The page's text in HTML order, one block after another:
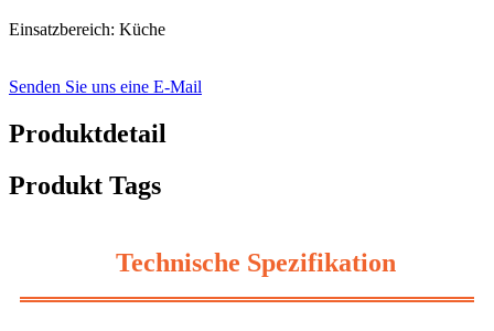
Einsatzbereich: Küche
Senden Sie uns eine E-Mail
Produktdetail
Produkt Tags
Technische Spezifikation